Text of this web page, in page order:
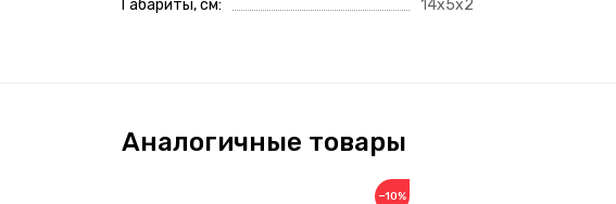
Габариты, см 14x5x2
Аналогичные товары
−10%